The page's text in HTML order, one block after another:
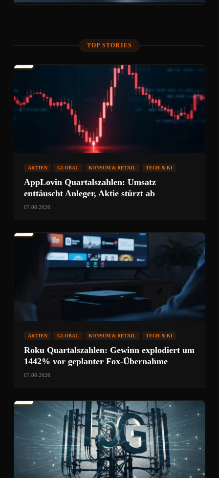
TOP STORIES
AKTIEN GLOBAL KONSUM & RETAIL TECH & KI
AppLovin Quartalszahlen: Umsatz
enttäuscht Anleger, Aktie stürzt ab
07.08.2026
AKTIEN GLOBAL KONSUM & RETAIL TECH & KI
Roku Quartalszahlen: Gewinn explodiert um
1442% vor geplanter Fox-Übernahme
07.08.2026